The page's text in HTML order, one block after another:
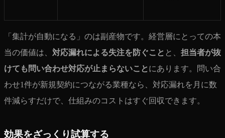
「集計が自動になる」のは副産物です。経営層にとっての本
当の価値は、 対応漏れによる失注を防ぐこと と、 担当者が抜
けても問い合わせ対応が止まらないことにあります。問い合
わせ1件が新規契約につながる業種なら、対応漏れを月に数
件減らすだけで、仕組みのコストはすぐ回収できます。
効果をざっくり試算する